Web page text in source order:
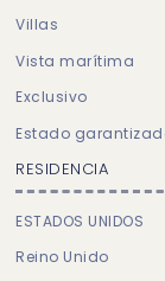
Villas
Vista marítima
Exclusivo
Estado
RESIDENCIA
ESTADOS UNIDOS
Reino Unido